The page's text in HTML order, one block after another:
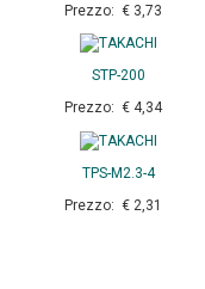
Prezzo: € 3,73
STP-200
Prezzo: € 4,34
TPS-M2.3-4
Prezzo: € 2,31